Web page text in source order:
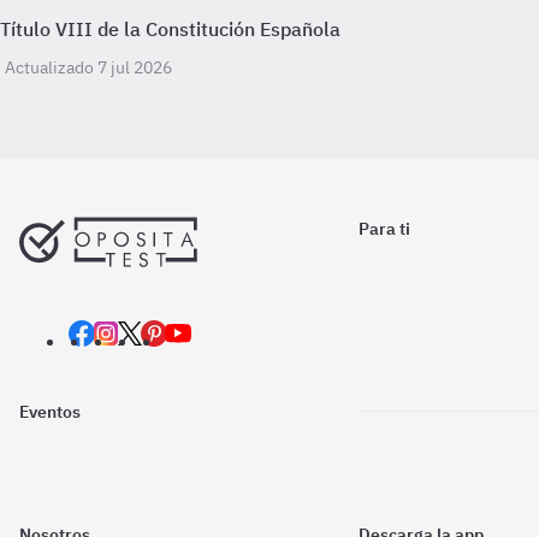
Título VIII de la Constitución Española
Actualizado 7 jul 2026
Para ti
Eventos